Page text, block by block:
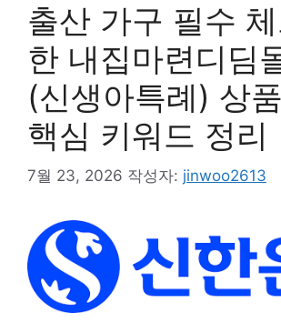
출산 가구 필수
한 내집마련디딤
(신생아특례) 상
핵심 키워드 정리
7월 23, 2026 작성자: jinwoo2613